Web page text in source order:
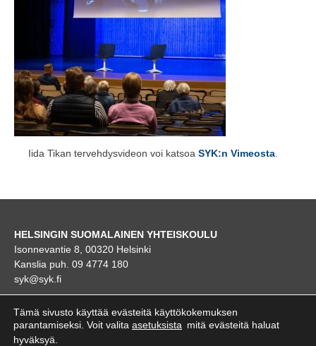
Iida Tikan tervehdysvideon voi katsoa SYK:n Vimeosta
HELSINGIN SUOMALAINEN YHTEISKOULU
Isonnevantie 8, 00320 Helsinki
Kanslia puh. 09 4774 180
syk@syk.fi
Tämä sivusto käyttää evästeitä käyttökokemuksen
parantamiseksi. Voit valita asetuksista mitä evästeitä haluat
hyväksyä.